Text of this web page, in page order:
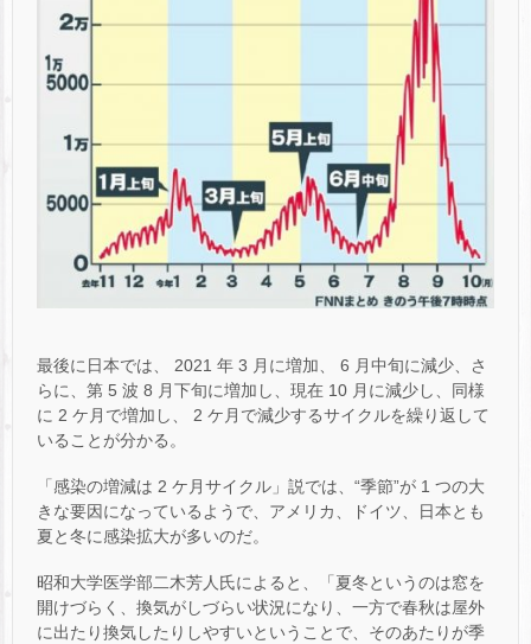
最後に日本では、 2021 年 3 月に増加、 6 月中旬に減少、さ
らに、第 5 波 8 月下旬に増加し、現在 10 月に減少し、同様
に 2 ケ月で増加し、 2 ケ月で減少するサイクルを繰り返して
いることが分かる。
「感染の増減は 2 ケ月サイクル」説では、“季節”が 1 つの大
きな要因になっているようで、アメリカ、ドイツ、日本とも
夏と冬に感染拡大が多いのだ。
昭和大学医学部二木芳人氏によると、「夏冬というのは窓を
開けづらく、換気がしづらい状況になり、一方で春秋は屋外
に出たり換気したりしやすいということで、そのあたりが季